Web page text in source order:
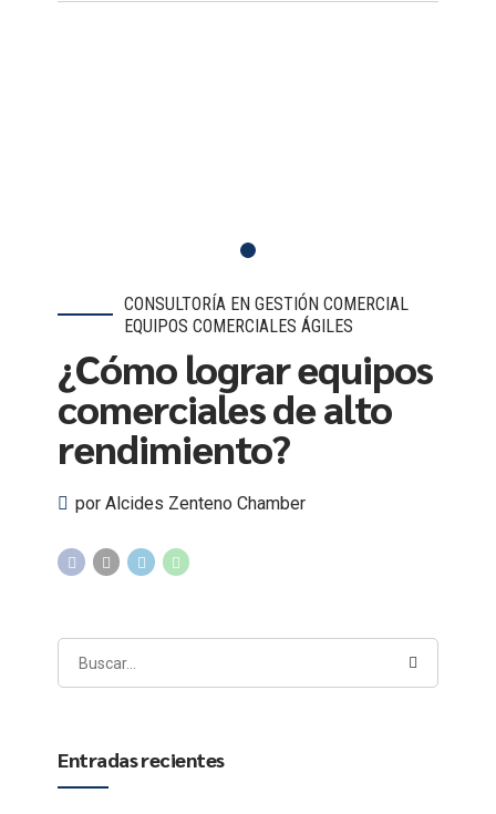
CONSULTORÍA EN GESTIÓN COMERCIAL
EQUIPOS COMERCIALES ÁGILES
¿Cómo lograr equipos
comerciales de alto
rendimiento?
por Alcides Zenteno Chamber
Entradas recientes